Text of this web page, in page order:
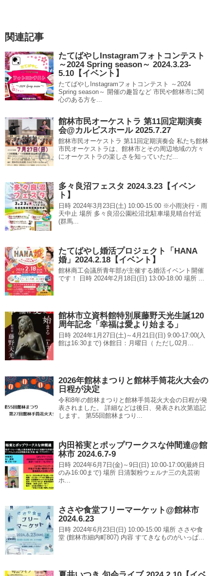
関連記事
たてばやしInstagramフォトコンテスト
～2024 Spring season～ 2024.3.23-
5.10【イベント】
たてばやしInstagramフォトコンテスト ～2024
Spring season～ 開催の趣旨など 市民や館林市に関
心のある方を...
館林市民オーケストラ 第11回定期演奏
会@カルピスホール 2025.7.27
館林市民オーケストラ 第11回定期演奏会 私たち館林
市民オーケストラは、館林市とその周辺地域の方々
にオーケストラの楽しさを知っていただ...
多々良沼フェスタ 2024.3.23【イベン
ト】
日時 2024年3月23日(土) 10:00-15:00 ※小雨決行・雨
天中止 場所 多々良沼公園松沼北駐車場見晴台付近
(群馬...
たてばやし婚活プロジェクト「HANA
婚」2024.2.18【イベント】
館林商工会議所青年部が主催する婚活イベント開催
です！ 日時 2024年2月18日(日) 13:00-18:00 場所 ...
館林市立資料館特別展藤野天光生誕120
周年記念「幸福は愛より始まる」
日時 2024年1月27日(土)～4月21日(日) 9:00-17:00(入
館は16:30まで) 休館日：月曜日（ ただし02月...
2026年館林まつりと館林手筒花火大会の
日程が決定
令和8年の館林まつりと館林手筒花火大会の日程が発
表されました。 詳細などは後日、発表され次第追記
します。 第55回館林まつり...
内田裕実とポップワークスな仲間達@館
林市 2024.6.7-9
日時 2024年6月7日(金)～9日(日) 10:00-17:00(最終日
のみ16:00まで) 場所 日清製粉ウェルナ三の丸芸術
ホ...
ささや食堂フリーマーケット@館林市
2024.6.23
日時 2024年6月23日(日) 10:00-15:00 場所 ささや食
堂 (館林市細内町807) 内容 すてきなものがいっぱ...